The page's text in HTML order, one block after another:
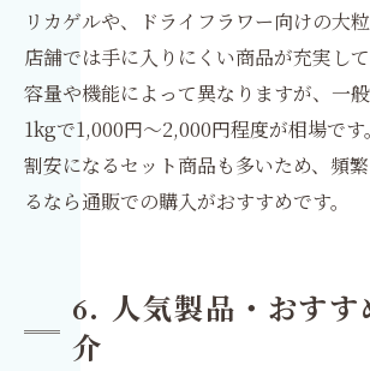
リカゲルや、ドライフラワー向けの大
店舗では手に入りにくい商品が充実し
容量や機能によって異なりますが、一
1kgで1,000円〜2,000円程度が相場で
割安になるセット商品も多いため、頻
るなら通販での購入がおすすめです。
6. 人気製品・おすす
介